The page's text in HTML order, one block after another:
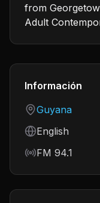
from
Adult
Información
Country
Guyana
Language
English
Frequency
FM 94.1